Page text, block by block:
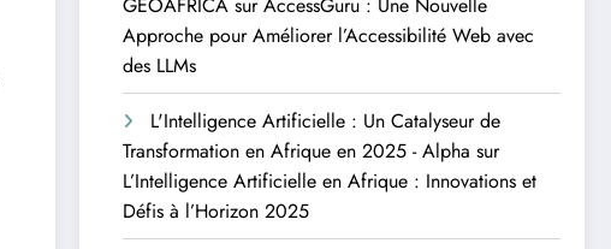
Approche pour Améliorer l’Accessibilité Web avec
des LLMs
L'Intelligence Artificielle : Un Catalyseur de
Transformation en Afrique en 2025 - Alpha sur
L’Intelligence Artificielle en Afrique : Innovations et
Défis à l’Horizon 2025